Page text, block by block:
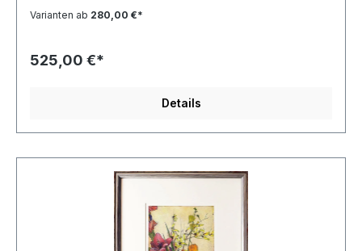
Varianten ab 280,00 €*
525,00 €*
Details